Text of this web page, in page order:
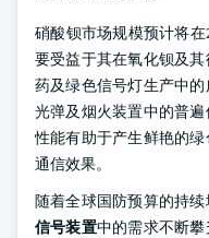
硝酸钡市场规模预计将在
要受益于其在氧化钡及
药及绿色信号灯生产中
光弹及烟火装置中的普
性能有助于产生鲜艳的
通信效果。
随着全球国防预算的持
信号装置中的需求不断